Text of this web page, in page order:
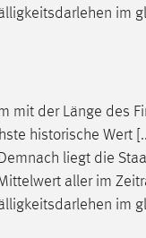
im
mit der Länge des
historische Wert
liegt die
aller im
im